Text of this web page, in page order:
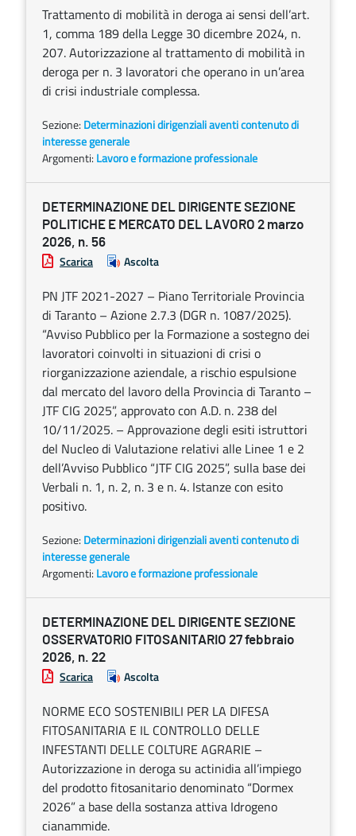
Trattamento di mobilità in deroga ai sensi dell’art.
1, comma 189 della Legge 30 dicembre 2024, n.
207. Autorizzazione al trattamento di mobilità in
deroga per n. 3 lavoratori che operano in un’area
di crisi industriale complessa.
Sezione: Determinazioni dirigenziali aventi contenuto di
interesse generale
Argomenti: Lavoro e formazione professionale
DETERMINAZIONE DEL DIRIGENTE SEZIONE
POLITICHE E MERCATO DEL LAVORO 2 marzo
2026, n. 56
Scarica Ascolta
PN JTF 2021-2027 – Piano Territoriale Provincia
di Taranto – Azione 2.7.3 (DGR n. 1087/2025).
“Avviso Pubblico per la Formazione a sostegno dei
lavoratori coinvolti in situazioni di crisi o
riorganizzazione aziendale, a rischio espulsione
dal mercato del lavoro della Provincia di Taranto –
JTF CIG 2025”, approvato con A.D. n. 238 del
10/11/2025. – Approvazione degli esiti istruttori
del Nucleo di Valutazione relativi alle Linee 1 e 2
dell’Avviso Pubblico “JTF CIG 2025”, sulla base dei
Verbali n. 1, n. 2, n. 3 e n. 4. Istanze con esito
positivo.
Sezione: Determinazioni dirigenziali aventi contenuto di
interesse generale
Argomenti: Lavoro e formazione professionale
DETERMINAZIONE DEL DIRIGENTE SEZIONE
OSSERVATORIO FITOSANITARIO 27 febbraio
2026, n. 22
Scarica Ascolta
NORME ECO SOSTENIBILI PER LA DIFESA
FITOSANITARIA E IL CONTROLLO DELLE
INFESTANTI DELLE COLTURE AGRARIE –
Autorizzazione in deroga su actinidia all’impiego
del prodotto fitosanitario denominato “Dormex
2026” a base della sostanza attiva Idrogeno
cianammide.